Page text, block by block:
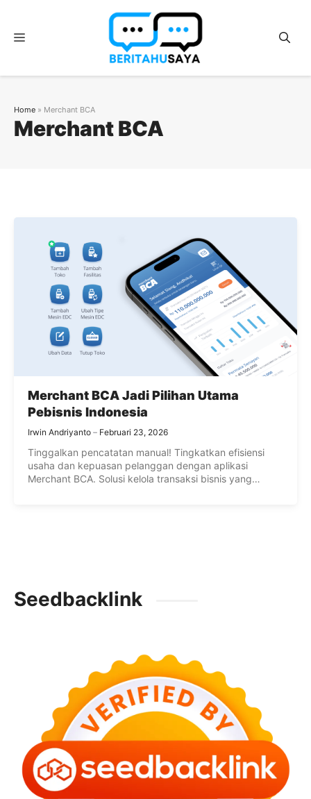
Menu
Merchant BCA
Home » Merchant BCA
Merchant BCA Jadi Pilihan Utama
Pebisnis Indonesia
Irwin Andriyanto Februari 23, 2026
Tinggalkan pencatatan manual! Tingkatkan efisiensi
usaha dan kepuasan pelanggan dengan aplikasi
Merchant BCA. Solusi kelola transaksi bisnis yang
Seedbacklink